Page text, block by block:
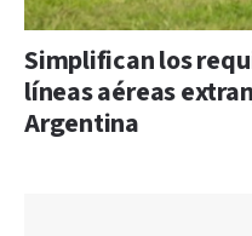
Simplifican los
líneas aéreas
Argentina